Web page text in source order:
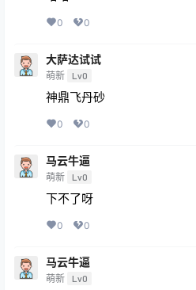
0 0
大萨达试试
萌新 Lv0
神鼎飞丹砂
0 0
马云牛逼
萌新 Lv0
下不了呀
0 0
马云牛逼
萌新 Lv0